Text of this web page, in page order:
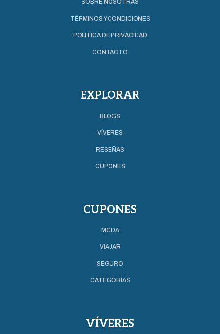
SOBRE NOSOTRAS
TÉRMINOS Y CONDICIONES
POLÍTICA DE PRIVACIDAD
CONTACTO
EXPLORAR
BLOGS
VÍVERES
RESEÑAS
CUPONES
CUPONES
MODA
VIAJAR
SEGURO
CATEGORÍAS
VÍVERES